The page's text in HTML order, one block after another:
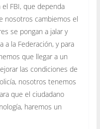
FBI, que dependa
nosotros cambiemos el
se pongan a jalar y
a la Federación, y para
que llegar a un
las condiciones de
nosotros tenemos
que el ciudadano
haremos un